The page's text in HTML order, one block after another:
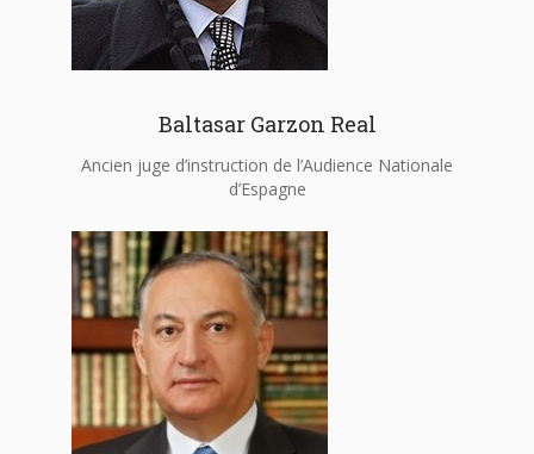
Baltasar Garzon Real
Ancien juge d’instruction de l’Audience Nationale
d’Espagne